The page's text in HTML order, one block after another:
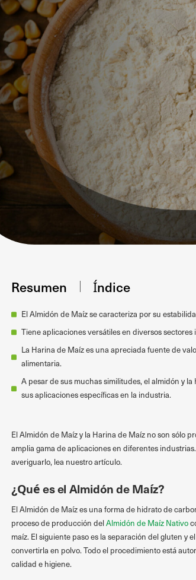
Resumen Índice
El Almidón de Maíz se caracteriza por su
Tiene aplicaciones versátiles en diversos sectores
La Harina de Maíz es una apreciada fuente de
alimentaria.
A pesar de sus muchas similitudes, el almidón y
sus aplicaciones específicas en la industria.
El Almidón de Maíz y la Harina de Maíz no son sólo
amplia gama de aplicaciones en diferentes
averiguarlo, lea nuestro artículo.
¿Qué es el Almidón de Maíz?
El Almidón de Maíz es una forma de hidrato de
proceso de producción delAlmidón de Maíz Nativo
maíz. El siguiente paso es la separación del gluten y
convertirla en polvo. Todo el procedimiento está
calidad e higiene.